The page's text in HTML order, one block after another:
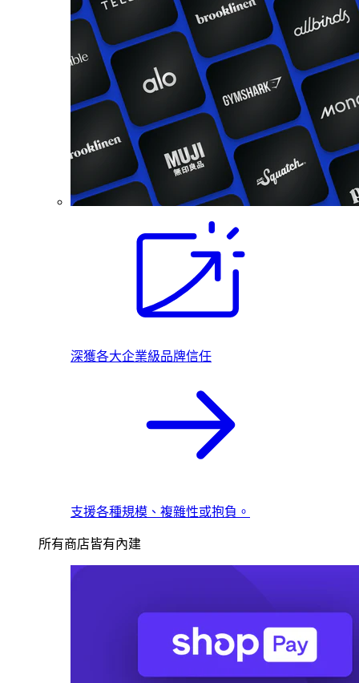
深獲各大企業級品牌信任
支援各種規模、複雜性或抱負。
所有商店皆有內建